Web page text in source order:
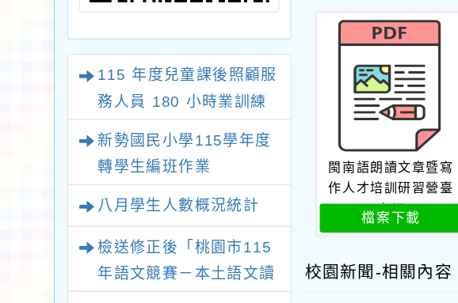
115 年度兒童課後照顧服
務人員 180 小時業訓練
新勢國民小學115學年度
轉學生編班作業
八月學生人數概況統計
檢送修正後「桃園市115
年語文競賽－本土語文讀
閩南語朗讀文章暨寫
作人才培訓研習營臺
中場
檔案下載
校園新聞-相關內容